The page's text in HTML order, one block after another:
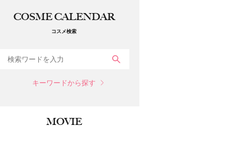
COSME CALENDAR
コスメ検索
キーワードから探す
MOVIE